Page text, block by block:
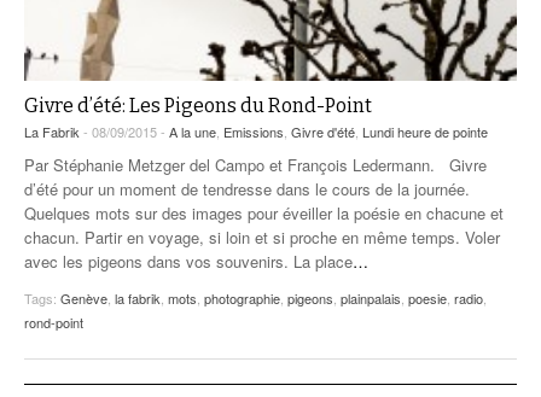
Givre d’été: Les Pigeons du Rond-Point
La Fabrik - 08/09/2015 - A la une Emissions Givre d'été Lundi heure de pointe
Par Stéphanie Metzger del Campo et François Ledermann. Givre
d’été pour un moment de tendresse dans le cours de la journée.
Quelques mots sur des images pour éveiller la poésie en chacune et
chacun. Partir en voyage, si loin et si proche en même temps. Voler
avec les pigeons dans vos souvenirs. La place…
Tags: Genève la fabrik mots photographie pigeons plainpalais poesie radio
rond-point